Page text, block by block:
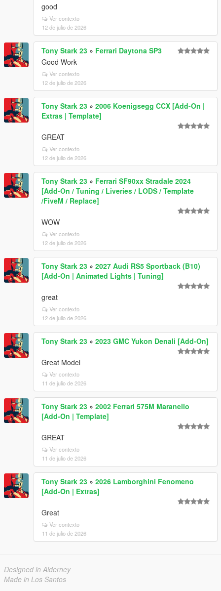
good
Ver contexto
12 de julio de 2026
Tony Stark 23 » Ferrari Daytona SP3
Good Work
Ver contexto
12 de julio de 2026
Tony Stark 23 » 2006 Koenigsegg CCX [Add-On |
Extras | Template]
GREAT
Ver contexto
12 de julio de 2026
Tony Stark 23 » Ferrari SF90xx Stradale 2024
[Add-On / Tuning / Liveries / LODS / Template
/FiveM / Replace]
WOW
Ver contexto
12 de julio de 2026
Tony Stark 23 » 2027 Audi RS5 Sportback (B10)
[Add-On | Animated Lights | Tuning]
great
Ver contexto
12 de julio de 2026
Tony Stark 23 » 2023 GMC Yukon Denali [Add-On]
Great Model
Ver contexto
11 de julio de 2026
Tony Stark 23 » 2002 Ferrari 575M Maranello
[Add-On | Template]
GREAT
Ver contexto
11 de julio de 2026
Tony Stark 23 » 2026 Lamborghini Fenomeno
[Add-On | Extras]
Great
Ver contexto
11 de julio de 2026
Designed in Alderney
Made in Los Santos